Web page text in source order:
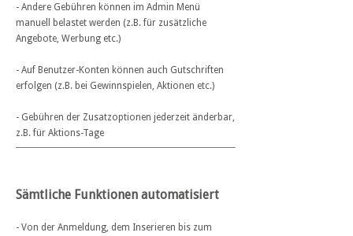
- Andere Gebühren können im Admin Menü
manuell belastet werden (z.B. für zusätzliche
Angebote, Werbung etc.)
- Auf Benutzer-Konten können auch Gutschriften
erfolgen (z.B. bei Gewinnspielen, Aktionen etc.)
- Gebühren der Zusatzoptionen jederzeit änderbar,
z.B. für Aktions-Tage
Sämtliche Funktionen automatisiert
- Von der Anmeldung, dem Inserieren bis zum